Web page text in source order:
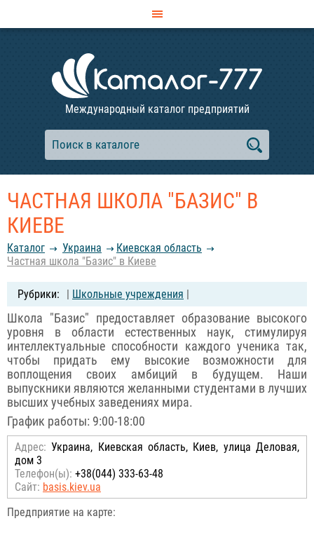
Международный каталог предприятий
ЧАСТНАЯ ШКОЛА "БАЗИС" В
КИЕВЕ
Каталог Украина
Киевская область
Частная школа "Базис" в Киеве
| Школьные учреждения |
Школа "Базис" предоставляет образование высокого
уровня в области естественных наук, стимулируя
интеллектуальные способности каждого ученика так,
чтобы придать ему высокие возможности для
воплощения своих амбиций в будущем. Наши
выпускники являются желанными студентами в лучших
высших учебных заведениях мира.
График работы: 9:00-18:00
Адрес: Украина, Киевская область, Киев, улица Деловая,
дом 3
Телефон(ы): +38(044) 333-63-48
Сайт: basis.kiev.ua
Предприятие на карте: